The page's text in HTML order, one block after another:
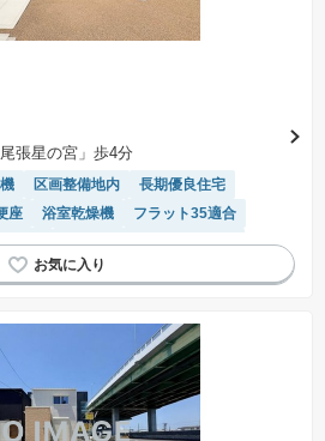
張星の宮」歩4分
区画整備地内
長期優良住宅
座 浴室乾燥機
フラット35適合
チン
モニター付きインターホン
対面キッチン